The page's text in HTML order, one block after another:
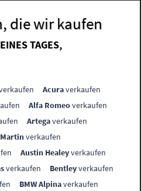
die wir kaufen
TAGES,
Acuraverkaufen
Alfa Romeoverkaufen
Artegaverkaufen
verkaufen
Austin Healeyverkaufen
verkaufen Bentleyverkaufen
BMW Alpinaverkaufen